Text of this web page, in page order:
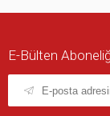
E-Bülten